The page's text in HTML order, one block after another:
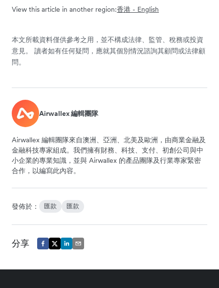
View this article in another region:香港 - English
本文所載資料僅供參考之用，並不構成法律、監管、稅務或投資
意見。 讀者如有任何疑問，應就其個別情況諮詢其顧問或法律顧
問。
Airwallex 編輯團隊
Airwallex 編輯團隊來自澳洲、亞洲、北美及歐洲，由商業金融及
金融科技專家組成。我們擁有財務、科技、支付、初創公司與中
小企業的專業知識，並與 Airwallex 的產品團隊及行業專家緊密
合作，以編寫此內容。
發佈於： 匯款 匯款
分享